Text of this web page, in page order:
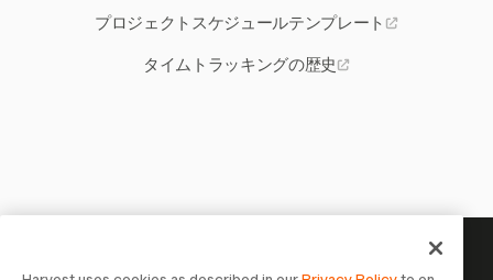
プロジェクトスケジュールテンプレート
タイムトラッキングの歴史
あなたの時間には記録する価値